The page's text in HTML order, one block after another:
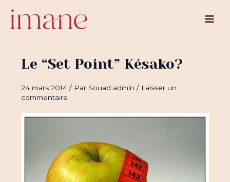
contenu
Main
Le “Set Point” Késako?
24 mars 2014/ Par Souad admin/ Laisser un
commentaire